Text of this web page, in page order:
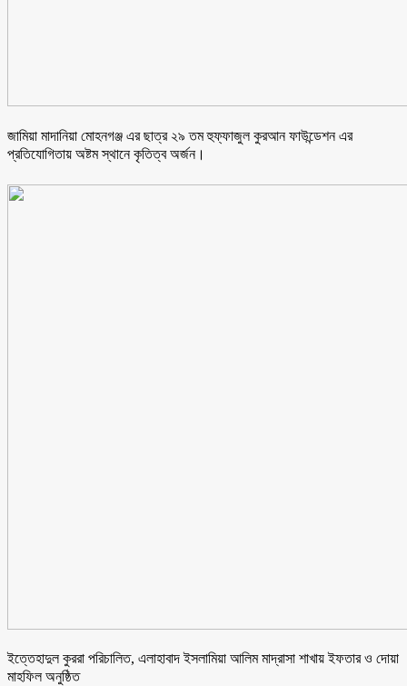
জামিয়া মাদানিয়া মোহনগঞ্জ এর ছাত্র ২৯ তম হুফ্ফাজুল কুরআন ফাউন্ডেশন এর
প্রতিযোগিতায় অষ্টম স্থানে কৃতিত্ব অর্জন।
ইত্তেহাদুল কুররা পরিচালিত, এলাহাবাদ ইসলামিয়া আলিম মাদ্রাসা শাখায় ইফতার ও দোয়া
মাহফিল অনুষ্ঠিত